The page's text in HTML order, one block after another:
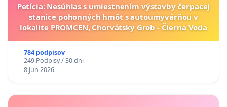
Petícia: Nesúhlas s umiestnením výstavby čerpacej
stanice pohonných hmôt s autoumyvárňou v
lokalite PROMCEN, Chorvátsky Grob - Čierna Voda
784 podpisov
249 Podpisy / 30 dni
8 Jun 2026